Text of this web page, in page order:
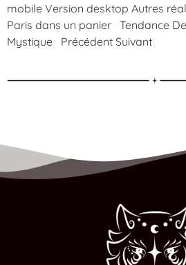
mobile Version desktop Autres
Paris dans un panier Tendance
Mystique Précédent Suivant